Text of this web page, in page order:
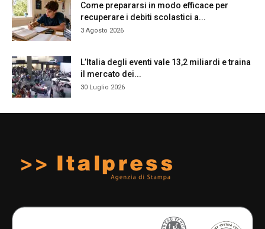
Come prepararsi in modo efficace per
recuperare i debiti scolastici a...
3 Agosto 2026
L’Italia degli eventi vale 13,2 miliardi e traina
il mercato dei...
30 Luglio 2026